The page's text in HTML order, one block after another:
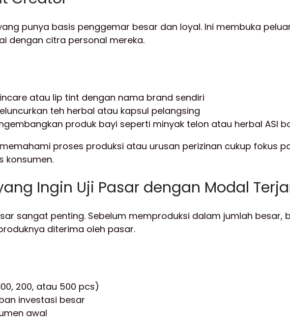
punya basis penggemar besar dan loyal. Ini membuka
dengan citra personal mereka.
atau lip tint dengan nama brand sendiri
teh herbal atau kapsul pelangsing
produk bayi seperti minyak telon atau herbal ASI
proses produksi atau urusan perizinan cukup fokus
konsumen.
Ingin Uji Pasar dengan Modal
sangat penting. Sebelum memproduksi dalam jumlah besar,
diterima oleh pasar.
200, atau 500 pcs)
investasi besar
awal